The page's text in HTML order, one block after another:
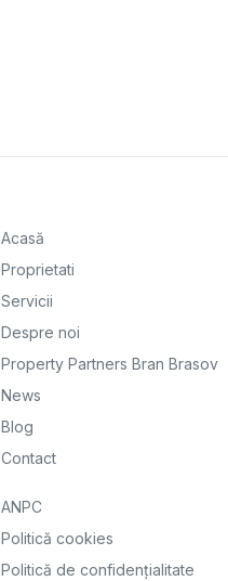
Acasă
Proprietati
Servicii
Despre noi
Property Partners Bran Brasov
News
Blog
Contact
ANPC
Politică cookies
Politică de confidențialitate